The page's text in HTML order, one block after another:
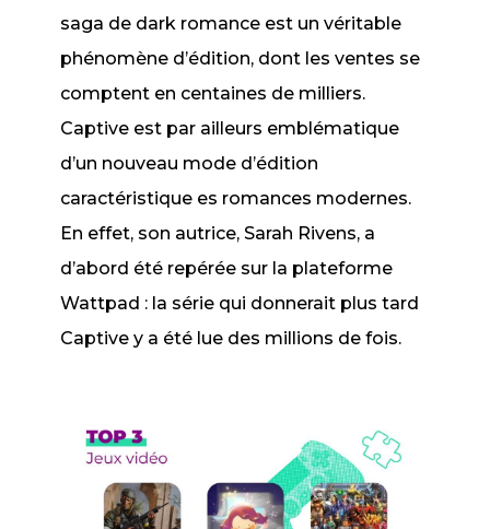
saga de dark romance est un véritable
phénomène d’édition, dont les ventes se
comptent en centaines de milliers.
Captive est par ailleurs emblématique
d’un nouveau mode d’édition
caractéristique es romances modernes.
En effet, son autrice, Sarah Rivens, a
d’abord été repérée sur la plateforme
Wattpad : la série qui donnerait plus tard
Captive y a été lue des millions de fois.